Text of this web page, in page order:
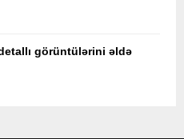
görüntülərini əldə